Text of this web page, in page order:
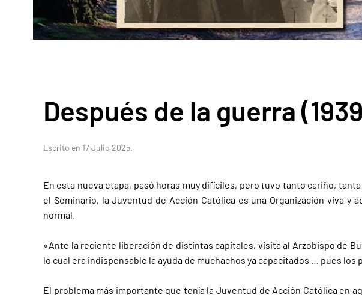
Después de la guerra
Escrito en 17 Julio 2025.
En esta nueva etapa, pasó horas muy difíciles, pero tuvo tanto cariño,
el Seminario, la Juventud de Acción Católica es una Organización viva
normal.
«Ante la reciente liberación de distintas capitales, visita al Arzobispo de
lo cual era indispensable la ayuda de muchachos ya capacitados … pues
El problema más importante que tenía la Juventud de Acción Católica en